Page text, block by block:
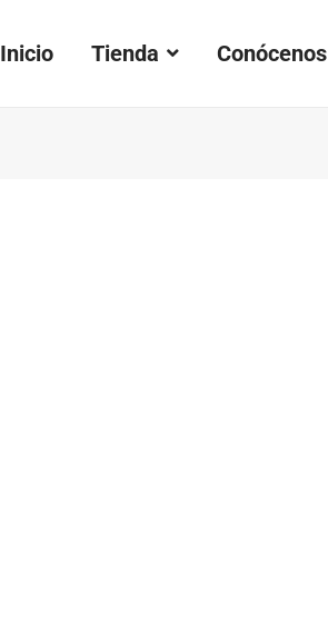
Inicio Tienda Conócenos